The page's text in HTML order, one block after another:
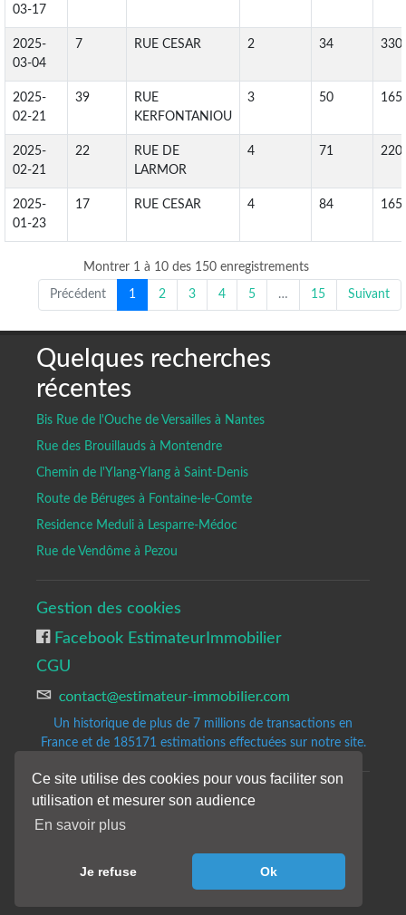
Ce site utilise des cookies pour vous faciliter son
utilisation et mesurer son audience
En savoir plus
Je refuse Ok
03-17
2025-
03-04
7 RUE CESAR 2 34
2025-
02-21
39
RUE
KERFONTANIOU
3 50
2025-
02-21
22
RUE DE
LARMOR
4 71
2025-
01-23
17 RUE CESAR 4 84
Montrer 1 à 10 des 150 enregistrements
Précédent 1 2 3 4 5 … 15 Suivant
Quelques recherches
récentes
Bis Rue de l'Ouche de Versailles à Nantes
Rue des Brouillauds à Montendre
Chemin de l'Ylang-Ylang à Saint-Denis
Route de Béruges à Fontaine-le-Comte
Residence Meduli à Lesparre-Médoc
Rue de Vendôme à Pezou
Gestion des cookies
Facebook EstimateurImmobilier
CGU
Un historique de plus de 7 millions de transactions en
France et de 185171 estimations effectuées sur notre site.
Copyrights © 2020-2023 All Rights Reserved by Estimateur-Immobilier.
Site d'estimation immobilière gratuite et précise.
engagement de notre part.
Nos avis de valeur ne constituent pas une expertise immobilière.